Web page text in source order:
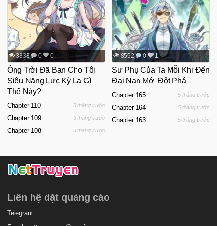
3838 0 0
Ông Trời Đã Ban Cho Tôi
Siêu Năng Lực Kỳ Lạ Gì
Thế Này?
Chapter 110 3 tháng trước
Chapter 109 3 tháng trước
Chapter 108 3 tháng trước
8592 0 1
Sư Phụ Của Ta Mỗi Khi Đến
Đại Nạn Mới Đột Phá
Chapter 165 5 tháng trước
Chapter 164 5 tháng trước
Chapter 163 5 tháng trước
Liên hệ dặt quảng cáo
Telegram: